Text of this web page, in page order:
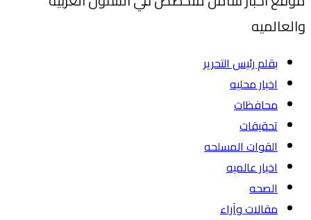
والعالميه
بقلم رئيس التحرير
اخبار محليه
محافظات
تحقيقات
القوات المسلحه
اخبار عالميه
الصحه
مقالات وآراء